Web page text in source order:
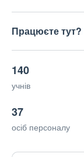
Працюєте тут?
140
учнів
37
осіб персоналу